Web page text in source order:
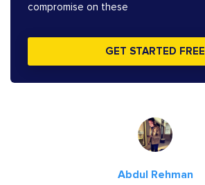
compromise on these
GET STARTED FREE
Abdul Rehman